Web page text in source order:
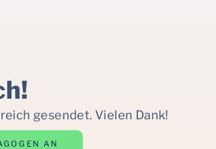
gesendet. Vielen Dank!
AN